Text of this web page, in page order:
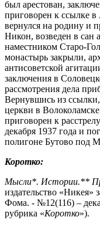
был арестован,
приговорен к ссылке
вернулся на родину и
Никон, возведен в сан
наместником Старо-
монастырь закрыли,
антисоветской
заключения в
рассмотрения дела
Вернувшись из
церкви в
приговорен к
декабря 1937 года и
полигоне Бутово под
Коротко:
Мысли*. Истории.**
издательство «Никея»
Фома. - №12(116) –
рубрика «Коротко»).